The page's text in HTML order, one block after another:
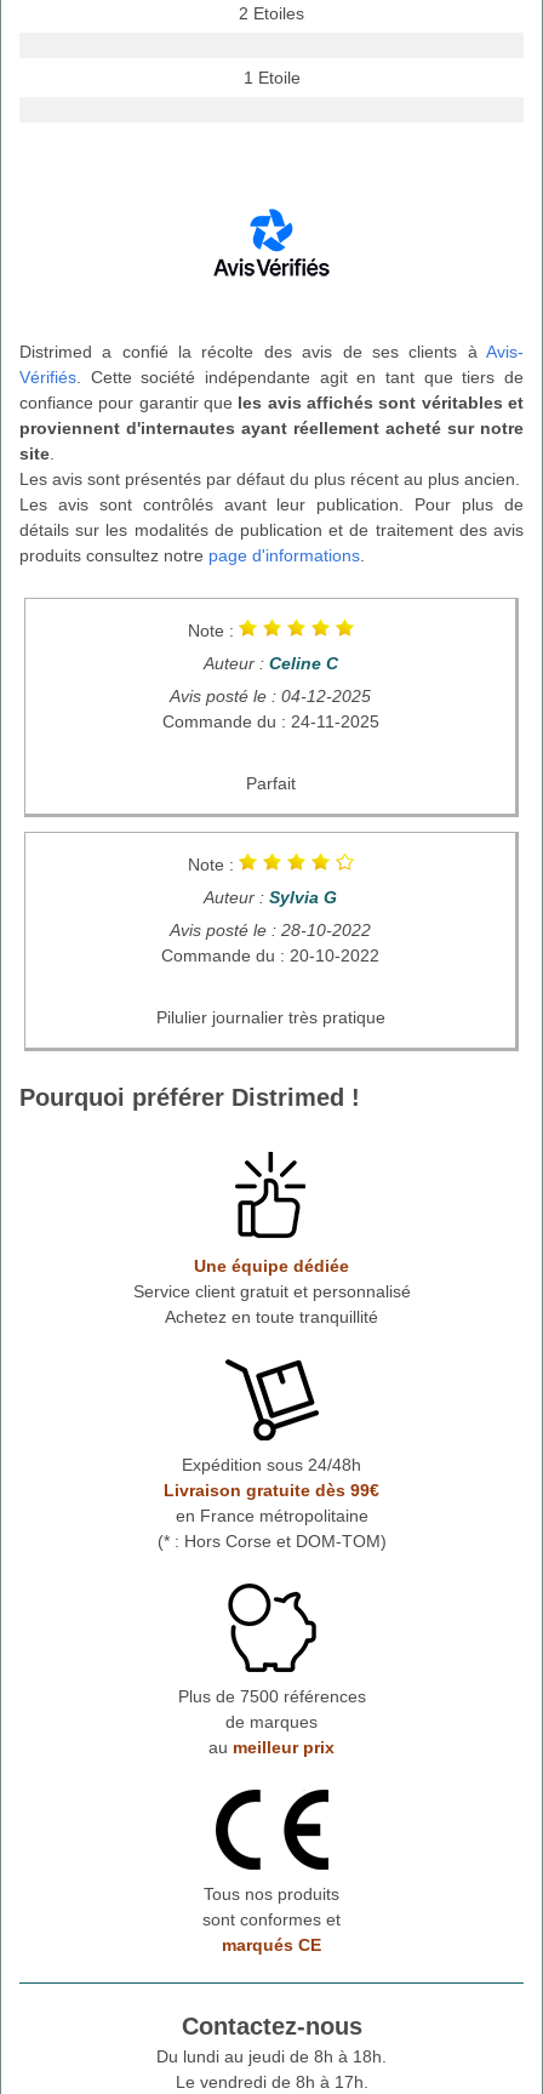
2 Etoiles
1 Etoile
Distrimed a confié la récolte des avis de ses clients à Avis-
Vérifiés. Cette société indépendante agit en tant que tiers de
confiance pour garantir que les avis affichés sont véritables et
proviennent d'internautes ayant réellement acheté sur notre
site.
Les avis sont présentés par défaut du plus récent au plus ancien.
Les avis sont contrôlés avant leur publication. Pour plus de
détails sur les modalités de publication et de traitement des avis
produits consultez notre page d'informations.
Note :
Auteur : Celine C
Avis posté le : 04-12-2025
Commande du : 24-11-2025
Parfait
Note :
Auteur : Sylvia G
Avis posté le : 28-10-2022
Commande du : 20-10-2022
Pilulier journalier très pratique
Pourquoi préférer Distrimed !
Une équipe dédiée
Service client gratuit et personnalisé
Achetez en toute tranquillité
Expédition sous 24/48h
Livraison gratuite dès 99€
en France métropolitaine
(* : Hors Corse et DOM-TOM)
Plus de 7500 références
de marques
au meilleur prix
Tous nos produits
sont conformes et
marqués CE
Contactez-nous
Du lundi au jeudi de 8h à 18h.
Le vendredi de 8h à 17h.